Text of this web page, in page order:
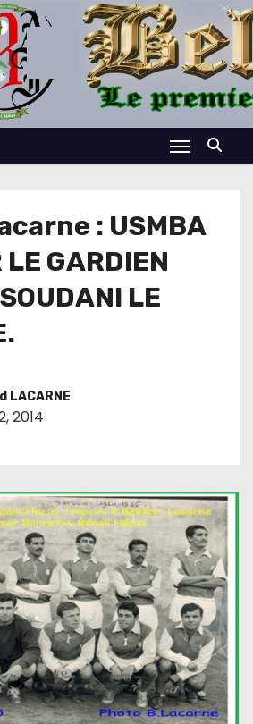
: USMBA
GARDIEN
LE
LACARNE
2014